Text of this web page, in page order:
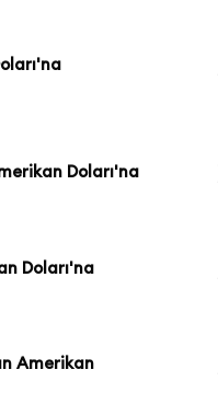
Doları'na
Doları'na
Amerikan